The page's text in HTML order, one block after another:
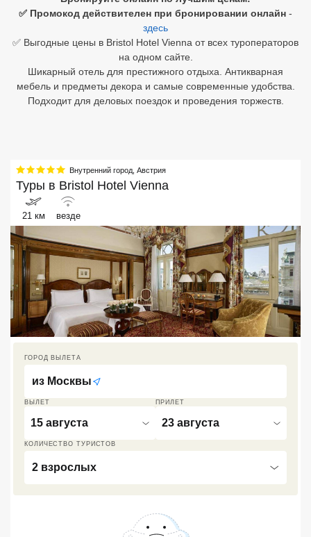
✅ Промокод действителен при бронировании онлайн -
здесь
✅ Выгодные цены в Bristol Hotel Vienna от всех туроператоров
на одном сайте.
Шикарный отель для престижного отдыха. Антикварная
мебель и предметы декора и самые современные удобства.
Подходит для деловых поездок и проведения торжеств.
Внутренний город, Австрия
Туры в Bristol Hotel Vienna
21 км везде
ВЫЛЕТ
15 августа
ПРИЛЕТ
23 августа
КОЛИЧЕСТВО ТУРИСТОВ
2 взрослых
ГОРОД ВЫЛЕТА
из Москвы
Шри Ланка
Бали
Хайнань
Северный Гоа
Южный Гоа
Занзибар
Абхазия
Большой Сочи
Кав Мин Воды
Экскурсионные туры
VIP отели 5 звезд